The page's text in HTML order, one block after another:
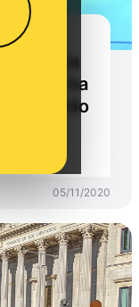
en la
"nunca ha
acuerdo
falsa
05/11/2020